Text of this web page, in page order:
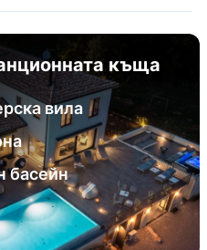
къща
вила
басейн